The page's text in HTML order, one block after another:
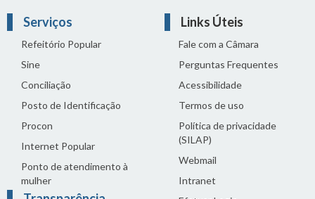
Serviços
Refeitório Popular
Sine
Conciliação
Posto de Identificação
Procon
Internet Popular
Ponto de atendimento à
mulher
Links Úteis
Fale com a Câmara
Perguntas Frequentes
Acessibilidade
Termos de uso
Política de privacidade
(SILAP)
Webmail
Intranet